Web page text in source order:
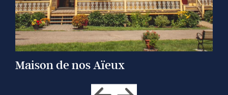
Maison de nos Aïeux